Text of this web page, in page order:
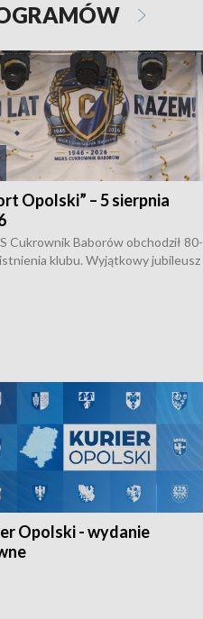
Opolski” – 5 sierpnia
Cukrownik Baborów obchodził 80-
klubu. Wyjątkowy jubileusz
Opolski - wydanie